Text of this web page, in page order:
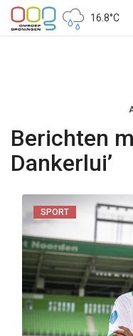
16.8°C
Berichten
Dankerlui’
SPORT